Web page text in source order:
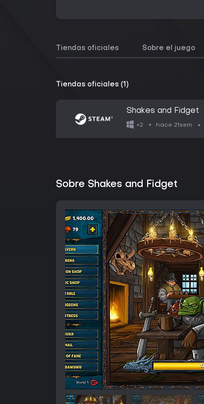
Tiendas oficiales Sobre el juego
Tiendas oficiales (1)
Shakes and Fidget
+2 hace 21sem
Sobre Shakes and Fidget